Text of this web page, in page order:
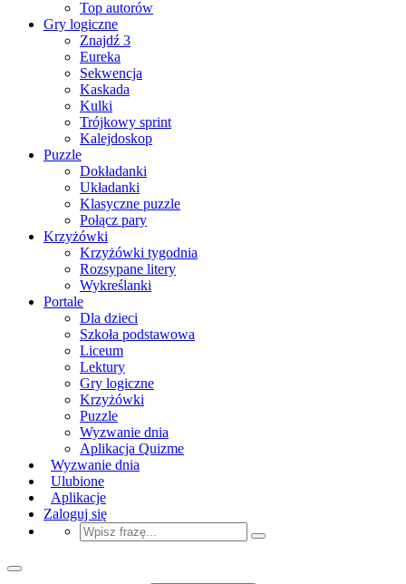
Top autorów
Gry logiczne
Znajdź 3
Eureka
Sekwencja
Kaskada
Kulki
Trójkowy sprint
Kalejdoskop
Puzzle
Dokładanki
Układanki
Klasyczne puzzle
Połącz pary
Krzyżówki
Krzyżówki tygodnia
Rozsypane litery
Wykreślanki
Portale
Dla dzieci
Szkoła podstawowa
Liceum
Lektury
Gry logiczne
Krzyżówki
Puzzle
Wyzwanie dnia
Aplikacja Quizme
Wyzwanie dnia
Ulubione
Aplikacje
Zaloguj się